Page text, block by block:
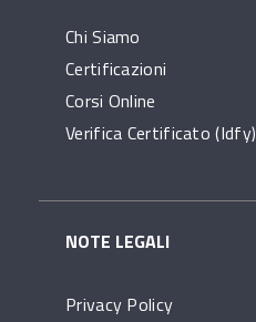
Chi Siamo
Certificazioni
Corsi Online
Verifica Certificato (idfy)
NOTE LEGALI
Privacy Policy